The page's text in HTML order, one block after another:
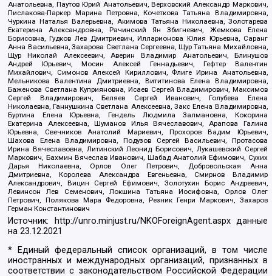
Анатольевна, Паутов Юрий Анатольевич, Верховский Александр Маркович,
Пислакова-Паркер Марина Петровна, Кочеткова Татьяна Владимировна,
Чуркина Наталья Валерьевна, Акимова Татьяна Николаевна, Золотарева
Екатерина Александровна, Рачинский Ян Збигневич, Жемкова Елена
Борисовна, Гудков Лев Дмитриевич, Илларионова Юлия Юрьевна, Саранг
Анна Васильевна, Захарова Светлана Сергеевна, Щур Татьяна Михайловна,
Щур Николай Алексеевич, Аверин Владимир Анатольевич, Блинушов
Андрей Юрьевич, Мосин Алексей Геннадьевич, Гефтер Валентин
Михайлович, Симонов Алексей Кириллович, Флиге Ирина Анатольевна,
Мельникова Валентина Дмитриевна, Вититинова Елена Владимировна,
Баженова Светлана Куприяновна, Исаев Сергей Владимирович, Максимов
Сергей Владимирович, Беляев Сергей Иванович, Голубева Елена
Николаевна, Ганнушкина Светлана Алексеевна, Закс Елена Владимировна,
Буртина Елена Юрьевна, Гендель Людмила Залмановна, Кокорина
Екатерина Алексеевна, Шуманов Илья Вячеславович, Арапова Галина
Юрьевна, Свечников Анатолий Мариевич, Прохоров Вадим Юрьевич,
Шахова Елена Владимировна, Подузов Сергей Васильевич, Протасова
Ирина Вячеславовна, Литинский Леонид Борисович, Лукашевский Сергей
Маркович, Бахмин Вячеслав Иванович, Шабад Анатолий Ефимович, Сухих
Дарья Николаевна, Орлов Олег Петрович, Добровольская Анна
Дмитриевна, Королева Александра Евгеньевна, Смирнов Владимир
Александрович, Вицин Сергей Ефимович, Золотухин Борис Андреевич,
Левинсон Лев Семенович, Локшина Татьяна Иосифовна, Орлов Олег
Петрович, Полякова Мара Федоровна, Резник Генри Маркович, Захаров
Герман Константинович
Источник: http://unro.minjust.ru/NKOForeignAgent.aspxданные
на23.12.2021
* Единый федеральный список организаций, в том числе
иностранных и международных организаций, признанных в
соответствии с законодательством Российской Федерации